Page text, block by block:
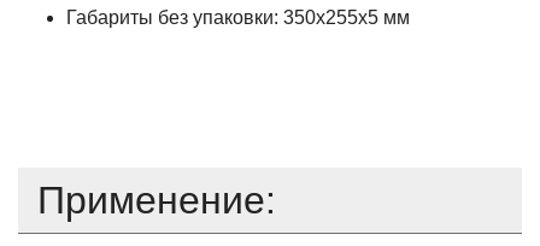
Габариты без упаковки: 350x255x5 мм
Применение: